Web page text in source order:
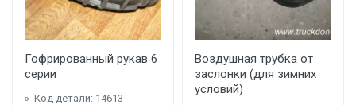
Гофрированный рукав 6
серии
Код детали: 14613
Воздушная трубка от
заслонки (для зимних
условий)